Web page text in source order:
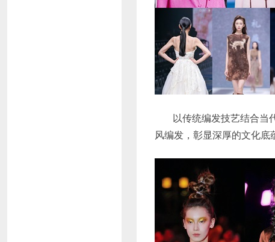
以传统编发技艺结合
风编发，彰显深厚的文化底